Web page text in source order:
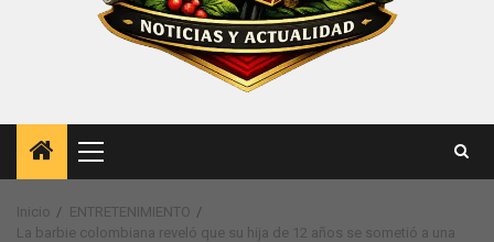
Menú
principal
Inicio
ENTRETENIMIENTO
La barbie colombiana reveló que su hija de 12 años se sometió a una